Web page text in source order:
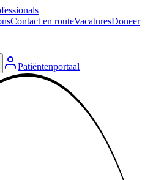
Contact en routeVacaturesDoneer
Patiëntenportaal